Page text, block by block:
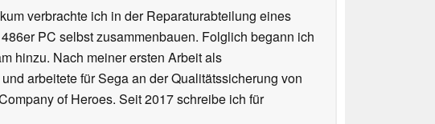
verbrachte ich in der Reparaturabteilung eines
PC selbst zusammenbauen. Folglich begann ich
hinzu. Nach meiner ersten Arbeit als
arbeitete für Sega an der Qualitätssicherung von
of Heroes. Seit 2017 schreibe ich für